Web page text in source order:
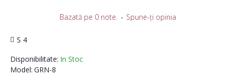
Disponibilitate: In Stoc
Model: GRN-8
S 4
Bazată pe 0 note. - Spune-ţi opinia